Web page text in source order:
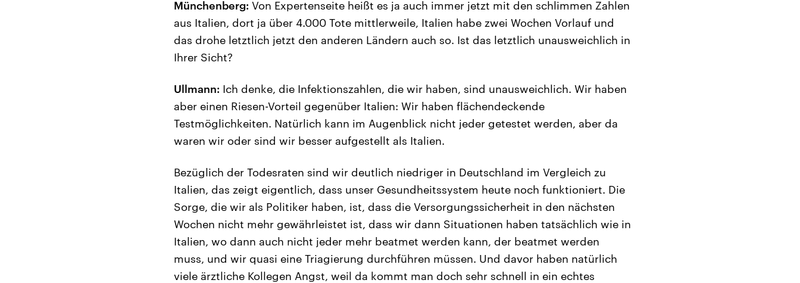
Münchenberg: Von Expertenseite heißt es ja auch immer jetzt mit den schlimmen Zahlen
aus Italien, dort ja über 4.000 Tote mittlerweile, Italien habe zwei Wochen Vorlauf und
das drohe letztlich jetzt den anderen Ländern auch so. Ist das letztlich unausweichlich in
Ihrer Sicht?
Ullmann: Ich denke, die Infektionszahlen, die wir haben, sind unausweichlich. Wir haben
aber einen Riesen-Vorteil gegenüber Italien: Wir haben flächendeckende
Testmöglichkeiten. Natürlich kann im Augenblick nicht jeder getestet werden, aber da
waren wir oder sind wir besser aufgestellt als Italien.
Bezüglich der Todesraten sind wir deutlich niedriger in Deutschland im Vergleich zu
Italien, das zeigt eigentlich, dass unser Gesundheitssystem heute noch funktioniert. Die
Sorge, die wir als Politiker haben, ist, dass die Versorgungssicherheit in den nächsten
Wochen nicht mehr gewährleistet ist, dass wir dann Situationen haben tatsächlich wie in
Italien, wo dann auch nicht jeder mehr beatmet werden kann, der beatmet werden
muss, und wir quasi eine Triagierung durchführen müssen. Und davor haben natürlich
viele ärztliche Kollegen Angst, weil da kommt man doch sehr schnell in ein echtes